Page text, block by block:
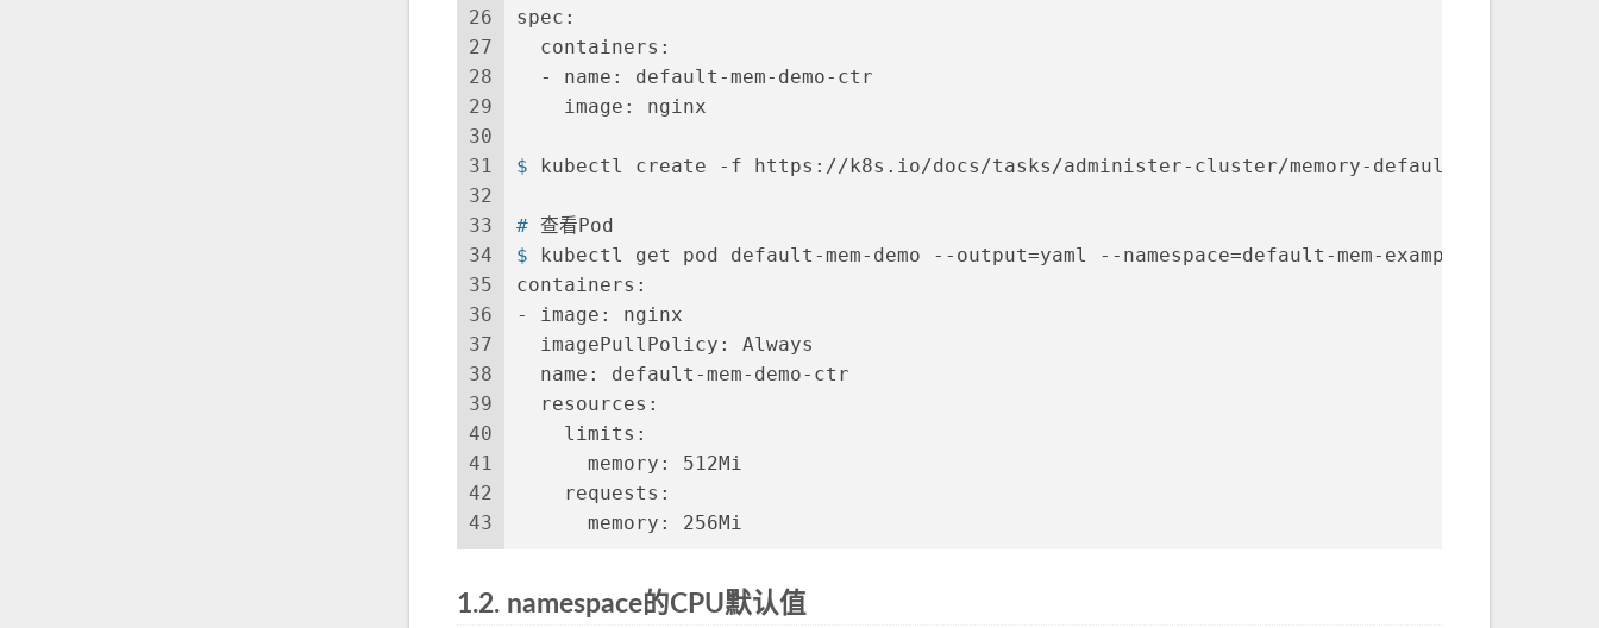
26
27
28
29
30
31
32
33
34
35
36
37
38
39
40
41
42
43
spec:
  containers:
  - name: default-mem-demo-ctr
    image: nginx
$ kubectl create -f https://k8s.io/docs/tasks/administer-cluster/memory-defaults-pod.yaml --
# 查看Pod
$ kubectl get pod default-mem-demo --output=yaml --namespace=default-mem-example
containers:
- image: nginx
  imagePullPolicy: Always
  name: default-mem-demo-ctr
  resources:
    limits:
      memory: 512Mi
    requests:
      memory: 256Mi
1.2. namespace的CPU默认值